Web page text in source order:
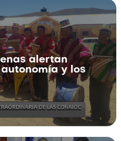
alertan
y los